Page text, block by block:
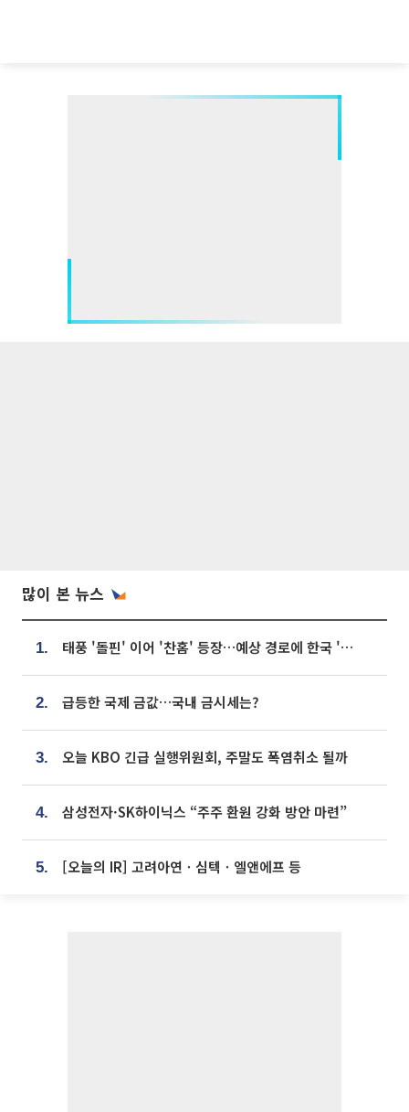
많이 본 뉴스
1. 태풍 '돌핀' 이어 '찬홈' 등장…예상 경로에 한국 '한숨'
2. 급등한 국제 금값…국내 금시세는?
3. 오늘 KBO 긴급 실행위원회, 주말도 폭염취소 될까
4. 삼성전자·SK하이닉스 “주주 환원 강화 방안 마련”
5. [오늘의 IR] 고려아연ㆍ심텍ㆍ엘앤에프 등